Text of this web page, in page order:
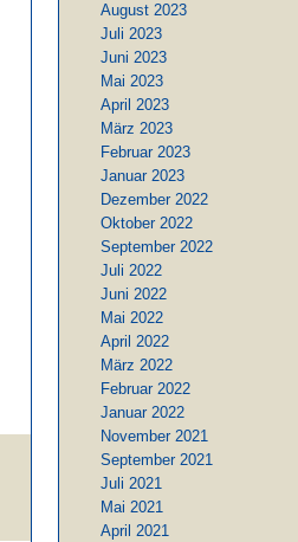
August 2023
Juli 2023
Juni 2023
Mai 2023
April 2023
März 2023
Februar 2023
Januar 2023
Dezember 2022
Oktober 2022
September 2022
Juli 2022
Juni 2022
Mai 2022
April 2022
März 2022
Februar 2022
Januar 2022
November 2021
September 2021
Juli 2021
Mai 2021
April 2021